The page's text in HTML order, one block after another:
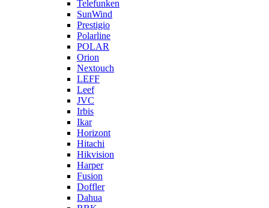
Telefunken
SunWind
Prestigio
Polarline
POLAR
Orion
Nextouch
LEFF
Leef
JVC
Irbis
Ikar
Horizont
Hitachi
Hikvision
Harper
Fusion
Doffler
Dahua